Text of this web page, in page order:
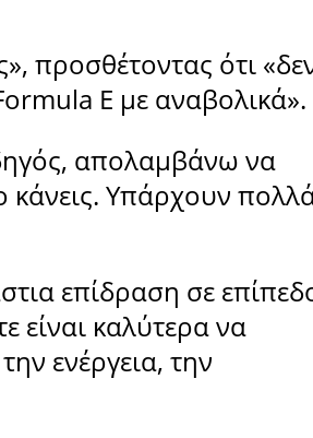
προσθέτοντας ότι
E με αναβολικά».
απολαμβάνω να
κάνεις. Υπάρχουν
επίδραση σε
είναι καλύτερα να
ενέργεια, την